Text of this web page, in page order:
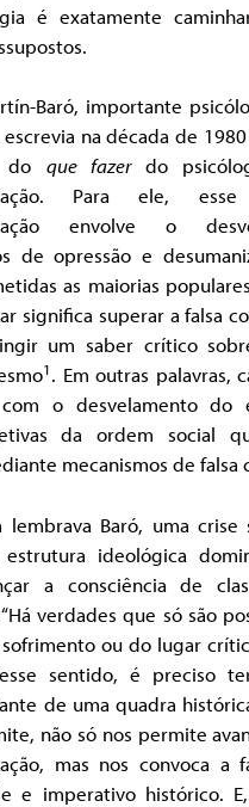
é exatamente
Baró, importante
na década de
do que fazerdo
Para ele,
envolve o
de opressão e
as maiorias
significa superar a falsa
um saber crítico
1. Em outras palavras,
o desvelamento do
da ordem social
mecanismos de falsa
lembrava Baró, uma crise
estrutura ideológica
a consciência de
verdades que só são
ou do lugar
sentido, é preciso
de uma quadra
não só nos permite
mas nos convoca a
e imperativo histórico.